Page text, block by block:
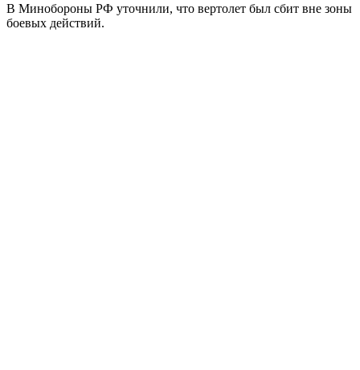
В Минобороны РФ уточнили, что вертолет был сбит вне зоны
боевых действий.